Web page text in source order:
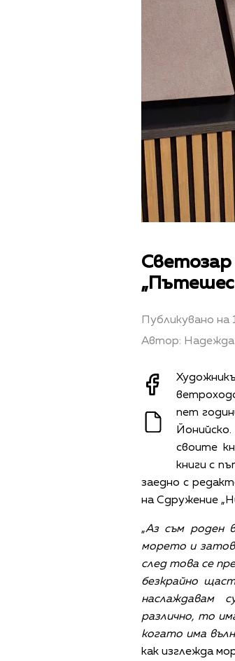
Светозар
Публикувано на
Автор: Надежда
пет
своите
книги с
заедно с
на Сдружение
„Аз съм роден
морето и
след това се
безкрайно
наслаждавам
различно, то
когато има
как изглежда